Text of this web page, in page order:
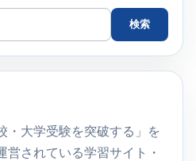
検索
・大学受験を突破する」を
営されている学習サイト・